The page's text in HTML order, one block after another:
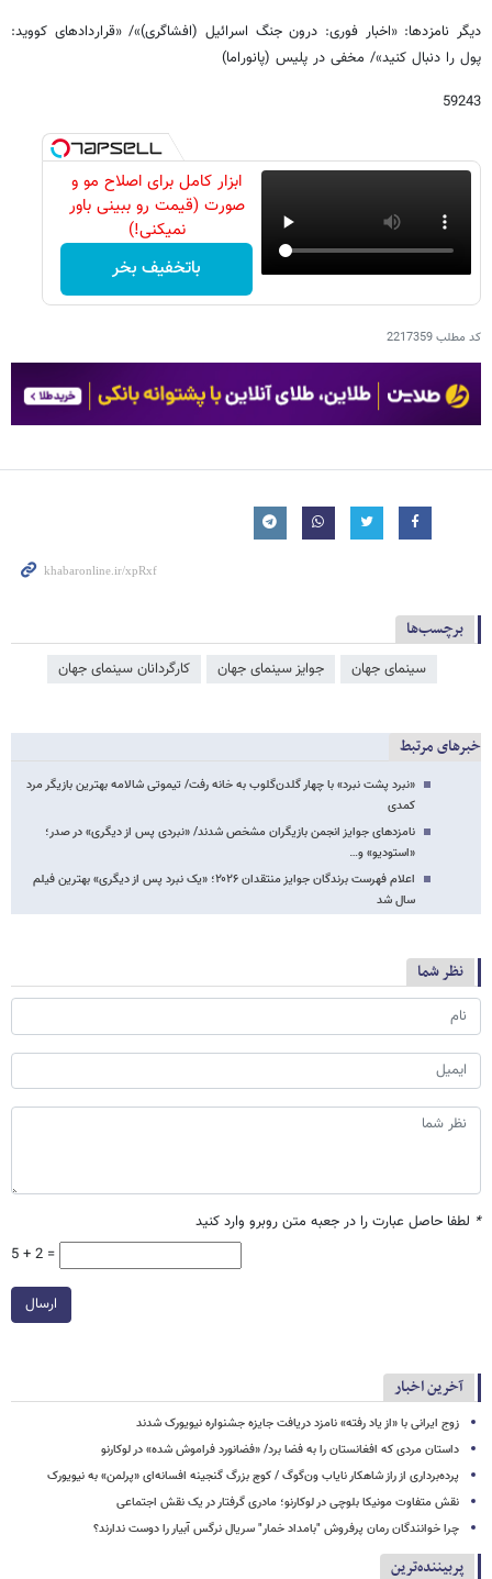
دیگر نامزدها: «اخبار فوری: درون جنگ اسرائیل (افشاگری)»/ «قراردادهای کووید:
پول را دنبال کنید»/ مخفی در پلیس (پانوراما)
59243
ابزار کامل برای اصلاح مو و
صورت (قیمت رو ببینی باور
نمیکنی!)
باتخفیف بخر
کد مطلب2217359
برچسب‌ها
سینمای جهان جوایز سینمای جهان کارگردانان سینمای جهان
خبرهای مرتبط
«نبرد پشت نبرد» با چهار گلدن‌گلوب به خانه رفت/ تیموتی شالامه بهترین بازیگر مرد
کمدی
نامزدهای جوایز انجمن بازیگران مشخص شدند/ «نبردی پس از دیگری» در صدر؛
«استودیو» و…
اعلام فهرست برندگان جوایز منتقدان ۲۰۲۶؛ «یک نبرد پس از دیگری» بهترین فیلم
سال شد
نظر شما
* لطفا حاصل عبارت را در جعبه متن روبرو وارد کنید
5 + 2 =
ارسال
آخرین اخبار
زوج ایرانی با «از یاد رفته» نامزد دریافت جایزه جشنواره نیویورک شدند
داستان مردی که افغانستان را به فضا برد/ «فضانورد فراموش شده» در لوکارنو
پرده‌برداری از راز شاهکار نایاب ون‌گوگ / کوچ بزرگ گنجینه افسانه‌ای «پرلمن» به نیویورک
نقش متفاوت مونیکا بلوچی در لوکارنو؛ مادری گرفتار در یک نقش اجتماعی
چرا خوانندگان رمان پرفروش "بامداد خمار" سریال نرگس آبیار را دوست ندارند؟
پربیننده‌ترین